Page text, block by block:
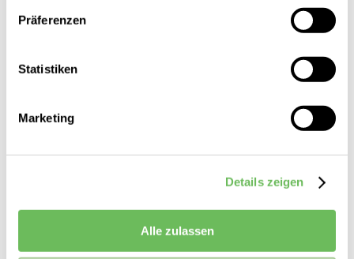
Präferenzen
Statistiken
Marketing
Details zeigen
Alle zulassen
Damen Sweatjacke kurz
69,99 €
SALE